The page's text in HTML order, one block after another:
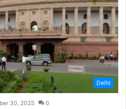
Delhi
30, 2025 0